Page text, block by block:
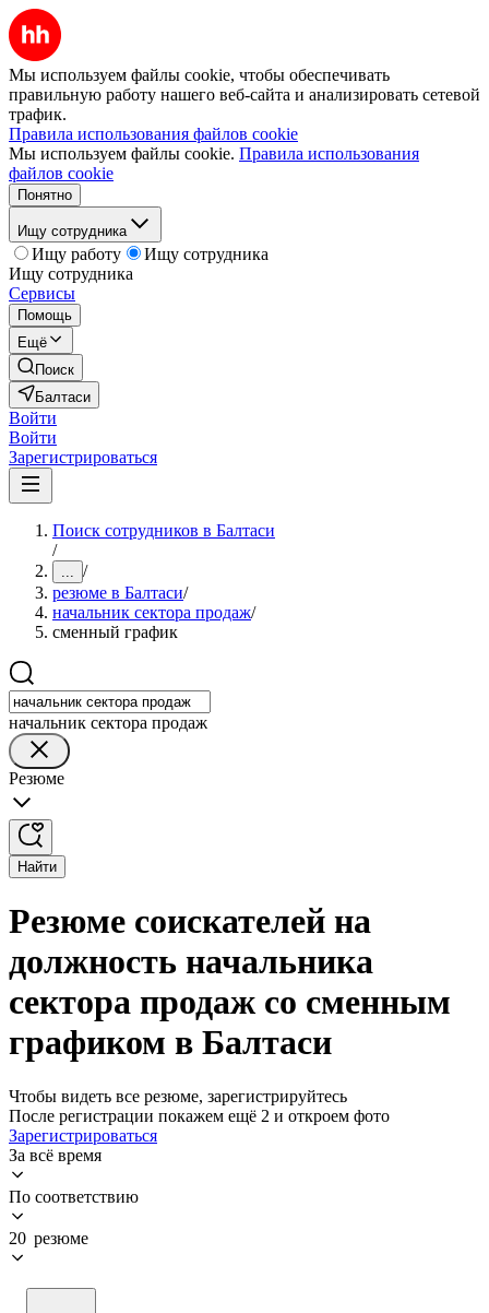
Мы используем файлы cookie, чтобы обеспечивать
правильную работу нашего веб-сайта и анализировать сетевой
трафик.
Правила использования файлов cookie
Мы используем файлы cookie. Правила использования
файлов cookie
Понятно
Ищу сотрудника
Ищу работу
Ищу сотрудника
Ищу сотрудника
Сервисы
Помощь
Ещё
Поиск
Балтаси
Войти
Войти
Зарегистрироваться
Поиск сотрудников в Балтаси
/
... /
резюме в Балтаси/
начальник сектора продаж/
сменный график
начальник сектора продаж
Резюме
Найти
Резюме соискателей на
должность начальника
сектора продаж со сменным
графиком в Балтаси
Чтобы видеть все резюме, зарегистрируйтесь
После регистрации покажем ещё 2 и откроем фото
Зарегистрироваться
За всё время
По соответствию
20 резюме